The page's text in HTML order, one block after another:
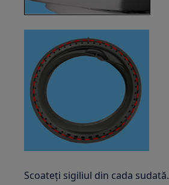
Scoateți sigiliul din cada sudată.